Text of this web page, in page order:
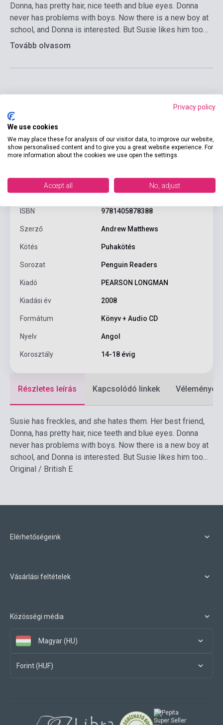
Donna, has pretty hair, nice teeth and blue eyes. Donna
never has problems with boys. Now there is a new boy at
school, and Donna is interested. But Susie likes him too…
Tovább olvasom
Termékjellemzők
ISBN 9781405878388
Szerző Andrew Matthews
Kötés Puhakötés
Sorozat Penguin Readers
Kiadó PEARSON LONGMAN
Kiadási év 2008
Formátum Könyv + Audio CD
Nyelv Angol
Korosztály 14-18 évig
Részletes leírás Kapcsolódó linkek Vélemények
Susie has freckles, and she hates them. Her best friend,
Donna, has pretty hair, nice teeth and blue eyes. Donna
never has problems with boys. Now there is a new boy at
school, and Donna is interested. But Susie likes him too...
Original / British E
Elérhetőségeink
Vásárlási feltételek
Közösségi média
Magyar (HU)
Forint (HUF)
Privacy policy
We use cookies
We may place these for analysis of our visitor data, to improve our website,
show personalised content and to give you a great website experience. For
more information about the cookies we use open the settings.
Accept all No, adjust